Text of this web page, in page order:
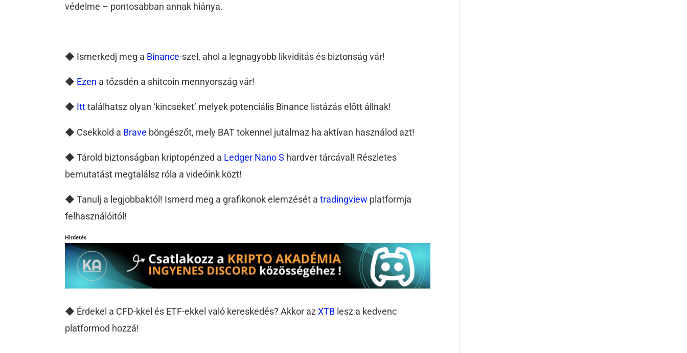
védelme – pontosabban annak hiánya.
◆ Ismerkedj meg a Binance-szel, ahol a legnagyobb likviditás és biztonság vár!
◆ Ezen a tőzsdén a shitcoin mennyország vár!
◆ Itttalálhatsz olyan ‘kincseket’ melyek potenciális Binance listázás előtt állnak!
◆ Csekkold a Brave böngészőt, mely BAT tokennel jutalmaz ha aktívan használod azt!
◆ Tárold biztonságban kriptopénzed a Ledger Nano S hardver tárcával! Részletes
bemutatást megtalálsz róla a videóink közt!
◆ Tanulj a legjobbaktól! Ismerd meg a grafikonok elemzését atradingview platformja
felhasználóitól!
Hirdetés
◆ Érdekel a CFD-kkel és ETF-ekkel való kereskedés? Akkor azXTB lesz a kedvenc
platformod hozzá!